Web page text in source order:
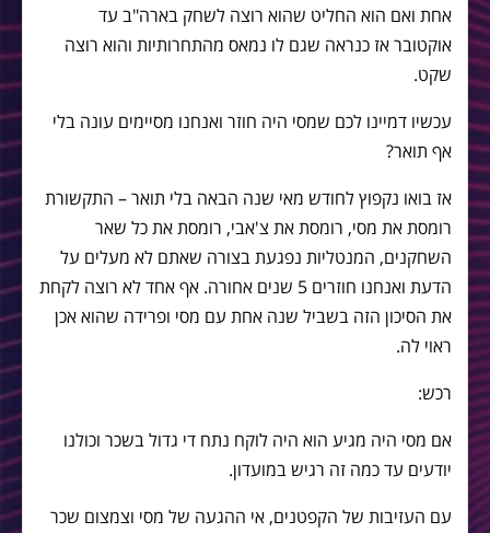
אחת ואם הוא החליט שהוא רוצה לשחק בארה"ב עד
אוקטובר אז כנראה שגם לו נמאס מהתחרותיות והוא רוצה
שקט.
עכשיו דמיינו לכם שמסי היה חוזר ואנחנו מסיימים עונה בלי
אף תואר?
אז בואו נקפוץ לחודש מאי שנה הבאה בלי תואר – התקשורת
רומסת את מסי, רומסת את צ'אבי, רומסת את כל שאר
השחקנים, המנטליות נפגעת בצורה שאתם לא מעלים על
הדעת ואנחנו חוזרים 5 שנים אחורה. אף אחד לא רוצה לקחת
את הסיכון הזה בשביל שנה אחת עם מסי ופרידה שהוא אכן
ראוי לה.
רכש:
אם מסי היה מגיע הוא היה לוקח נתח די גדול בשכר וכולנו
יודעים עד כמה זה רגיש במועדון.
עם העזיבות של הקפטנים, אי ההגעה של מסי וצמצום שכר